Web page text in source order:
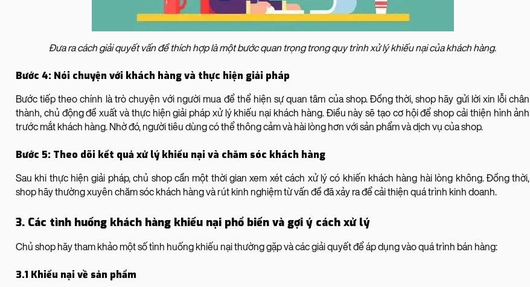
Đưa ra cách giải quyết vấn đề thích hợp là một bước quan trọng trong quy trình xử lý khiếu nại của khách hàng.
Bước 4: Nói chuyện với khách hàng và thực hiện giải pháp
Bước tiếp theo chính là trò chuyện với người mua để thể hiện sự quan tâm của shop. Đồng thời, shop hãy gửi lời xin lỗi chân
thành, chủ động đề xuất và thực hiện giải pháp xử lý khiếu nại khách hàng. Điều này sẽ tạo cơ hội để shop cải thiện hình ảnh
trước mắt khách hàng. Nhờ đó, người tiêu dùng có thể thông cảm và hài lòng hơn với sản phẩm và dịch vụ của shop.
Bước 5: Theo dõi kết quả xử lý khiếu nại và chăm sóc khách hàng
Sau khi thực hiện giải pháp, chủ shop cần một thời gian xem xét cách xử lý có khiến khách hàng hài lòng không. Đồng thời,
shop hãy thường xuyên chăm sóc khách hàng và rút kinh nghiệm từ vấn đề đã xảy ra để cải thiện quá trình kinh doanh.
3. Các tình huống khách hàng khiếu nại phổ biến và gợi ý cách xử lý
Chủ shop hãy tham khảo một số tình huống khiếu nại thường gặp và các giải quyết để áp dụng vào quá trình bán hàng:
3.1 Khiếu nại về sản phẩm